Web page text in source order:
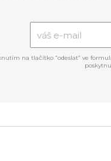
na tlačítko “odeslat” ve